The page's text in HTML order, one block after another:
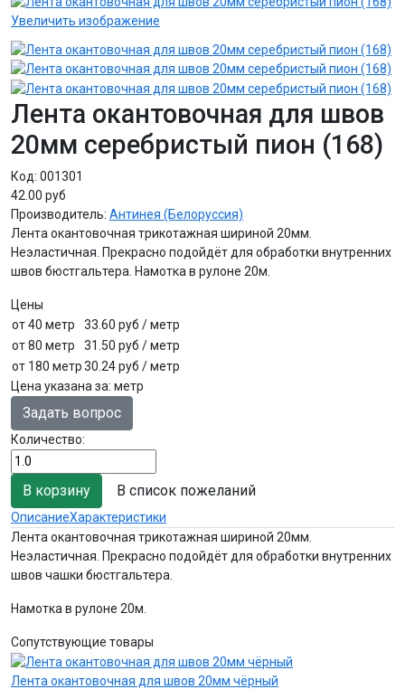
Увеличить изображение
Лента окантовочная для швов
20мм серебристый пион (168)
Код: 001301
42.00 руб
Производитель: Антинея (Белоруссия)
Лента окантовочная трикотажная шириной 20мм.
Неэластичная. Прекрасно подойдёт для обработки внутренних
швов бюстгальтера. Намотка в рулоне 20м.
Цены
от 40 метр
33.60 руб / метр
от 80 метр
31.50 руб / метр
от 180 метр30.24 руб / метр
Цена указана за: метр
Задать вопрос
Количество:
В список пожеланий
ОписаниеХарактеристики
Лента окантовочная трикотажная шириной 20мм.
Неэластичная. Прекрасно подойдёт для обработки внутренних
швов чашки бюстгальтера.
Намотка в рулоне 20м.
Сопутствующие товары
Лента окантовочная для швов 20мм чёрный